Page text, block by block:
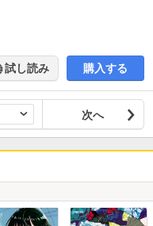
試し読み 購入する
次へ